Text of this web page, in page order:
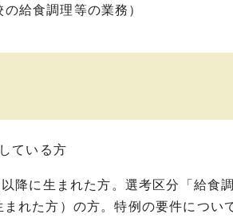
給食調理等の業務）
ている方
降に生まれた方。選考区分「給食
まれた方）の方。特例の要件につい